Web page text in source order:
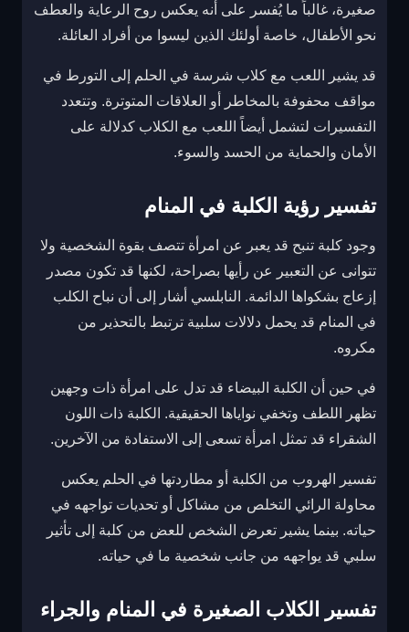
صغيرة، غالباً ما يُفسر على أنه يعكس روح الرعاية والعطف
نحو الأطفال، خاصة أولئك الذين ليسوا من أفراد العائلة.
قد يشير اللعب مع كلاب شرسة في الحلم إلى التورط في
مواقف محفوفة بالمخاطر أو العلاقات المتوترة. وتتعدد
التفسيرات لتشمل أيضاً اللعب مع الكلاب كدلالة على
الأمان والحماية من الحسد والسوء.
تفسير رؤية الكلبة في المنام
وجود كلبة تنبح قد يعبر عن امرأة تتصف بقوة الشخصية ولا
تتوانى عن التعبير عن رأيها بصراحة، لكنها قد تكون مصدر
إزعاج بشكواها الدائمة. النابلسي أشار إلى أن نباح الكلب
في المنام قد يحمل دلالات سلبية ترتبط بالتحذير من
مكروه.
في حين أن الكلبة البيضاء قد تدل على امرأة ذات وجهين
تظهر اللطف وتخفي نواياها الحقيقية. الكلبة ذات اللون
الشقراء قد تمثل امرأة تسعى إلى الاستفادة من الآخرين.
تفسير الهروب من الكلبة أو مطاردتها في الحلم يعكس
محاولة الرائي التخلص من مشاكل أو تحديات تواجهه في
حياته. بينما يشير تعرض الشخص للعض من كلبة إلى تأثير
سلبي قد يواجهه من جانب شخصية ما في حياته.
تفسير الكلاب الصغيرة في المنام والجراء